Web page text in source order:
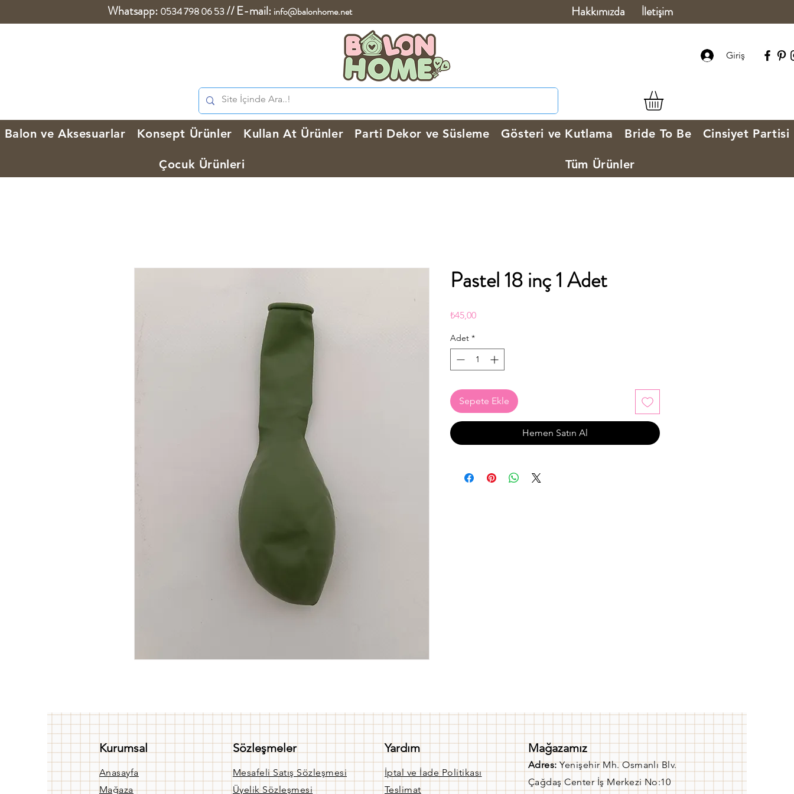
Whatsapp: 0534 798 06 53//E-mail: info@balonhome.net Hakkımızda İletişim
Giriş
Balon ve Aksesuarlar Konsept Ürünler Kullan At Ürünler Parti Dekor ve Süsleme Gösteri ve Kutlama Bride To Be Cinsiyet Partisi
Çocuk Ürünleri Tüm Ürünler
Pastel 18 inç 1 Adet
₺45,00Fiyat
Adet *
Sepete Ekle
Hemen Satın Al
Kurumsal Sözleşmeler Yardım
Anasayfa
Mağaza
İptal ve İade Politikası
Teslimat
Mesafeli Satış Sözleşmesi
Üyelik Sözleşmesi
Mağazamız
Adres:Yenişehir Mh. Osmanlı Blv.
Çağdaş Center İş Merkezi No:10